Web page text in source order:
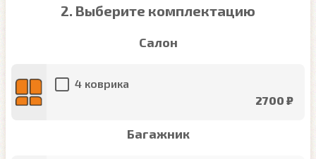
2. Выберите комплектацию
Салон
4 коврика
2700 ₽
Багажник